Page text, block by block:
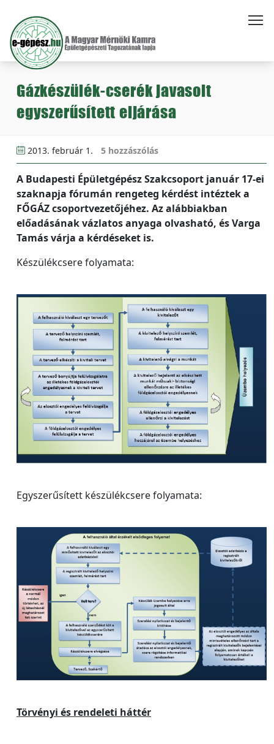
Gázkészülék-cserék javasolt
egyszerűsített eljárása
2013. február 1. 5 hozzászólás
A Budapesti Épületgépész Szakcsoport január 17-ei
szaknapja fórumán rengeteg kérdést intéztek a
FŐGÁZ csoportvezetőjéhez. Az alábbiakban
előadásának vázlatos anyaga olvasható, és Varga
Tamás várja a kérdéseket is.
Készülékcsere folyamata:
Egyszerűsített készülékcsere folyamata:
Törvényi és rendeleti háttér